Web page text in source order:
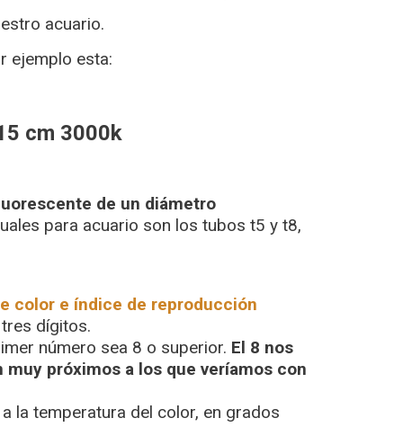
acuario.
ejemplo esta:
cm 3000k
de un diámetro
para acuario son los tubos t5 y t8,
color e índice de reproducción
dígitos.
número sea 8 o superior. El 8 nos
próximos a los que veríamos con
la temperatura del color, en grados